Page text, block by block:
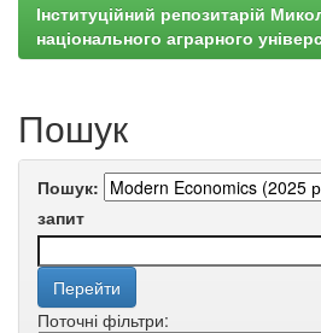
Інституційний репозитарій
національного аграрного
Пошук
Пошук:
запит
Поточні фільтри: